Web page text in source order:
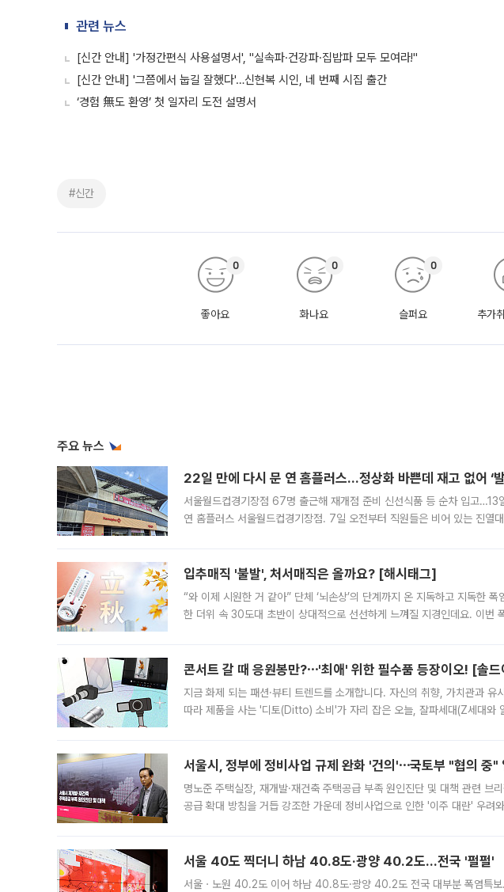
관련 뉴스
[신간 안내] '가정간편식 사용설명서', "실속파·건강파·집밥파 모두 모여라!"
[신간 안내] '그쯤에서 눕길 잘했다'…신현복 시인, 네 번째 시집 출간
‘경험 無도 환영’ 첫 일자리 도전 설명서
#신간
좋아요
0
화나요
0
슬퍼요
0
추가
주요 뉴스
22일 만에 다시 문 연 홈플러스…정상화 바쁜데 재고 없어 ‘
서울월드컵경기장점 67명 출근해 재개점 준비 신선식품 등 순차 입고
연 홈플러스 서울월드컵경기장점. 7일 오전부터 직원들은 비어 있는 진열
입추매직 '불발', 처서매직은 올까요? [해시태그]
“와 이제 시원한 거 같아” 단체 ‘뇌손상’의 단계까지 온 지독하고 지독한
한 더위 속 30도대 초반이 상대적으로 선선하게 느껴질 지경인데요. 이번
콘서트 갈 때 응원봉만?⋯'최애' 위한 필수품 등장이오! [솔드
지금 화제 되는 패션·뷰티 트렌드를 소개합니다. 자신의 취향, 가치관과 유
따라 제품을 사는 '디토(Ditto) 소비'가 자리 잡은 오늘, 잘파세대(Z세대와
서울시, 정부에 정비사업 규제 완화 '건의'⋯국토부 "협의 중"
명노준 주택실장, 재개발·재건축 주택공급 부족 원인진단 및 대책 관련 브
공급 확대 방침을 거듭 강조한 가운데 정비사업으로 인한 '이주 대란' 우려
서울 40도 찍더니 하남 40.8도·광양 40.2도…전국 '펄펄'
서울ㆍ노원 40.2도 이어 하남 40.8도·광양 40.2도 전국 대부분 폭염특